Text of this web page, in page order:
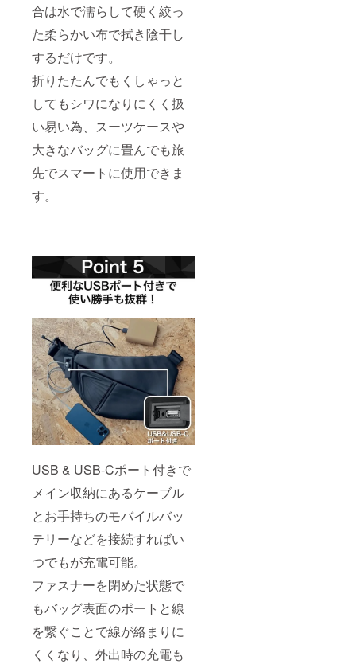
合は水で濡らして硬く絞っ
た柔らかい布で拭き陰干し
するだけです。
折りたたんでもくしゃっと
してもシワになりにくく扱
い易い為、スーツケースや
大きなバッグに畳んでも旅
先でスマートに使用できま
す。
USB & USB-Cポート付きで
メイン収納にあるケーブル
とお手持ちのモバイルバッ
テリーなどを接続すればい
つでもが充電可能。
ファスナーを閉めた状態で
もバッグ表面のポートと線
を繋ぐことで線が絡まりに
くくなり、外出時の充電も